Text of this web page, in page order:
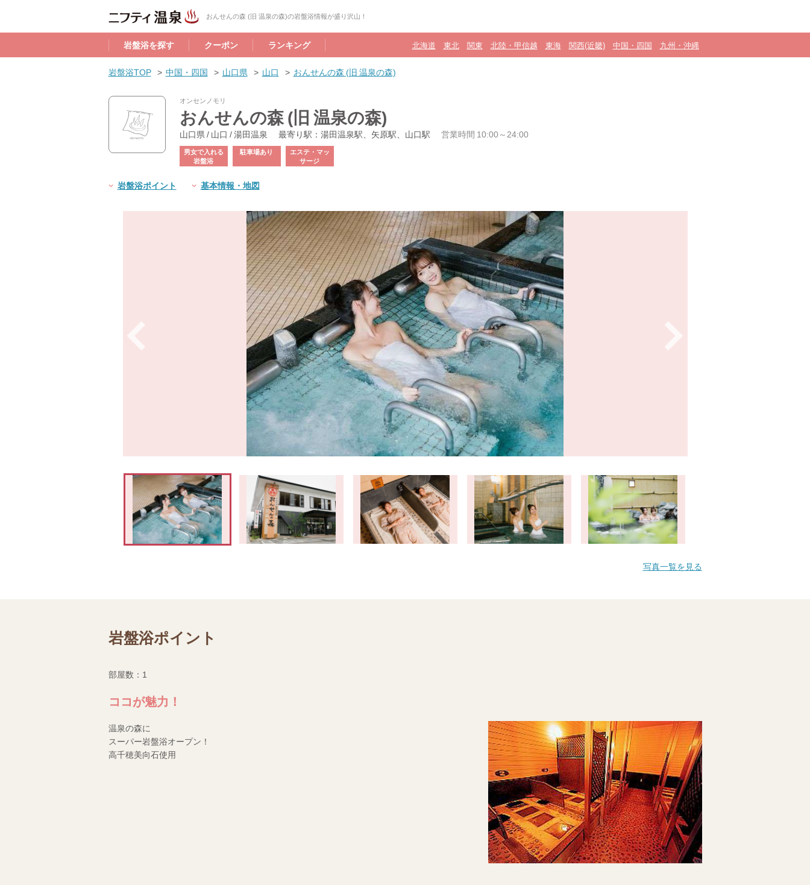
おんせんの森 (旧 温泉の森)の岩盤浴情報が盛り沢山！
岩盤浴を探す クーポン ランキング 北海道 東北 関東 北陸・甲信越 東海 関西(近畿) 中国・四国 九州・沖縄
岩盤浴TOP 中国・四国 山口県 山口 おんせんの森 (旧 温泉の森)
オンセンノモリ
おんせんの森 (旧 温泉の森)
山口県 / 山口 / 湯田温泉 最寄り駅：湯田温泉駅、矢原駅、山口駅 営業時間 10:00～24:00
男女で入れる
岩盤浴
駐車場あり
エステ・マッ
サージ
岩盤浴ポイント 基本情報・地図
写真一覧を見る
岩盤浴ポイント
部屋数：1
ココが魅力！
温泉の森に
スーパー岩盤浴オープン！
高千穂美向石使用